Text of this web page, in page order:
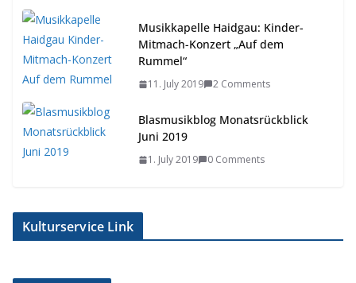
Musikkapelle Haidgau: Kinder-
Mitmach-Konzert „Auf dem
Rummel“
11. July 2019 2 Comments
Blasmusikblog Monatsrückblick
Juni 2019
1. July 2019 0 Comments
Kulturservice Link